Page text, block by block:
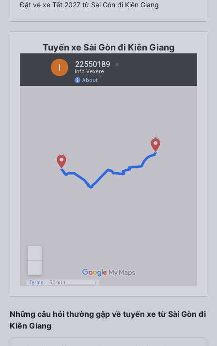
Đặt vé xe Tết 2027 từ Sài Gòn đi Kiên Giang
Tuyến xe Sài Gòn đi Kiên Giang
Những câu hỏi thường gặp về tuyến xe từ Sài Gòn đi
Kiên Giang